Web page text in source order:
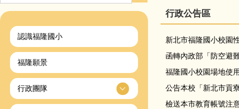
認識福隆國小
福隆願景
行政團隊
行政公告區
新北市福隆國小校園
函轉內政部「防空避
福隆國小校園場地使
公告本校「新北市貢
檢送本市教育帳號注